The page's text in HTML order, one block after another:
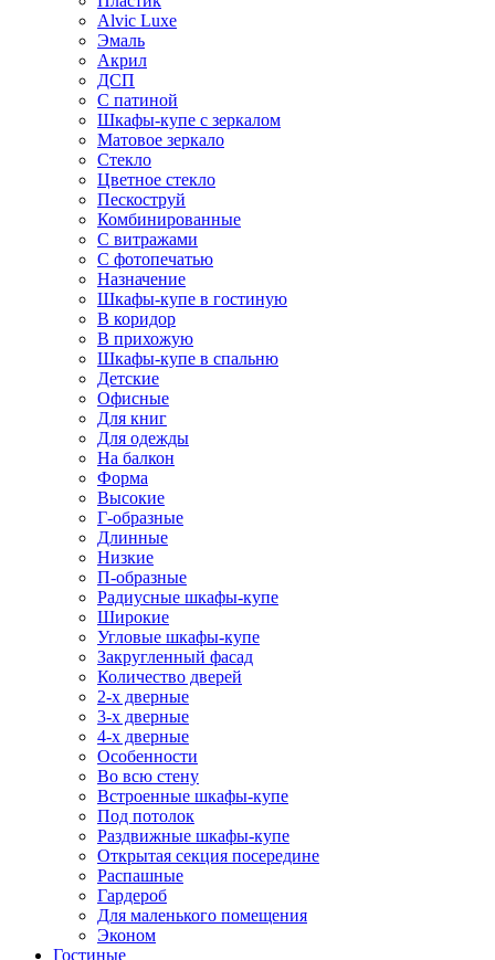
Alvic Luxe
Эмаль
Акрил
ДСП
С патиной
Шкафы-купе с зеркалом
Матовое зеркало
Стекло
Цветное стекло
Пескоструй
Комбинированные
С витражами
С фотопечатью
Назначение
Шкафы-купе в гостиную
В коридор
В прихожую
Шкафы-купе в спальню
Детские
Офисные
Для книг
Для одежды
На балкон
Форма
Высокие
Г-образные
Длинные
Низкие
П-образные
Радиусные шкафы-купе
Широкие
Угловые шкафы-купе
Закругленный фасад
Количество дверей
2-х дверные
3-х дверные
4-х дверные
Особенности
Во всю стену
Встроенные шкафы-купе
Под потолок
Раздвижные шкафы-купе
Открытая секция посередине
Распашные
Гардероб
Для маленького помещения
Эконом
Гостиные